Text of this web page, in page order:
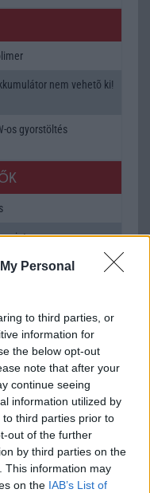
Personal
to third parties, or
information for
the below opt-out
note that after your
continue seeing
information utilized by
third parties prior to
out of the further
by third parties on the
This information may
on the IAB’s List of
nem vehetõ ki!
os gyorstöltés
sensor
független szótár